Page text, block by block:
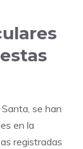
se han
en la
registradas